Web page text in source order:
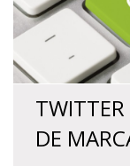
TWITTER
DE